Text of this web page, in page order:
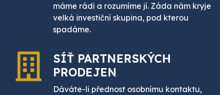
máme rádi a rozumíme jí. Záda nám kryje
velká investiční skupina, pod kterou
spadáme.
SÍŤ PARTNERSKÝCH
PRODEJEN
Dáváte-li přednost osobnímu kontaktu,